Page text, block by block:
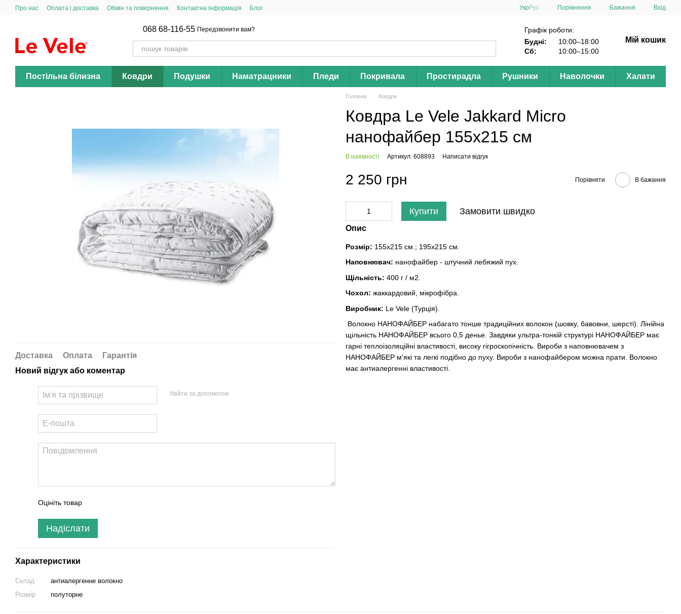
Перейти до основного контенту
Про нас Оплата і доставка Обмін та повернення Контактна інформація Блог УкрРус Порівняння Бажання Вхід
068 68-116-55 Передзвонити вам?
Графік роботи:
Будні:
10:00–18:00
Сб:
10:00–15:00
Мій кошик
Постільна білизна Ковдри Подушки Наматрацники Пледи Покривала Простирадла Рушники Наволочки Халати
Доставка Оплата
Гарантія
Новий відгук або коментар
Увійти за допомогою
Оцініть товар
Надіслати
Характеристики
Склад
антиалергенне волокно
Розмір
полуторне
Головна Ковдри
Ковдра Le Vele Jakkard Micro
нанофайбер 155х215 см
В наявності Артикул: 608893 Написати відгук
2 250 грн Порівняти В бажання
Купити Замовити швидко
Опис
Розмір: 155х215 см.; 195x215 см.
Наповнювач: нанофайбер - штучний лебяжий пух.
Щільність: 400 г / м2.
Чохол: жаккардовий, мікрофібра.
Виробник: Le Vele (Турція).
Волокно НАНОФАЙБЕР набагато тонше традиційних волокон (шовку, бавовни, шерсті). Лінійна
щільність НАНОФАЙБЕР всього 0,5 денье. Завдяки ультра-тонкій структурі НАНОФАЙБЕР має
гарні теплоізоляційні властивості, високу гігроскопічність. Вироби з наповнювачем з
НАНОФАЙБЕР м'які та легкі подібно до пуху. Вироби з нанофайбером можна прати. Волокно
має антиалергенні властивості.